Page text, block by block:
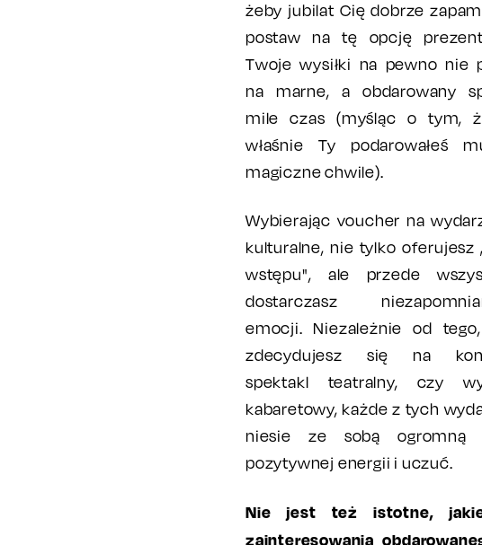
żeby jubilat Cię dobrze
postaw na tę opcję
Twoje wysiłki na pewno nie
na marne, a obdarowany
mile czas (myśląc o tym,
właśnie Ty podarowałeś
magiczne chwile).
Wybierając voucher na
kulturalne, nie tylko oferujesz
wstępu", ale przede
dostarczasz
emocji. Niezależnie od
zdecydujesz się na
spektakl teatralny, czy
kabaretowy, każde z tych
niesie ze sobą ogromną
pozytywnej energii i uczuć.
Nie jest też istotne,
zainteresowania